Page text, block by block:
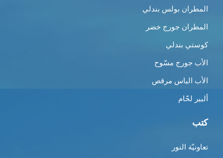
المطران بولس بندلي
المطران جورج خضر
كوستي بندلي
الأب جورج مسّوح
الأب الياس مرقص
ألبير لحّام
كتب
تعاونيّة النور